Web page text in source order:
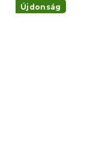
Újdonság